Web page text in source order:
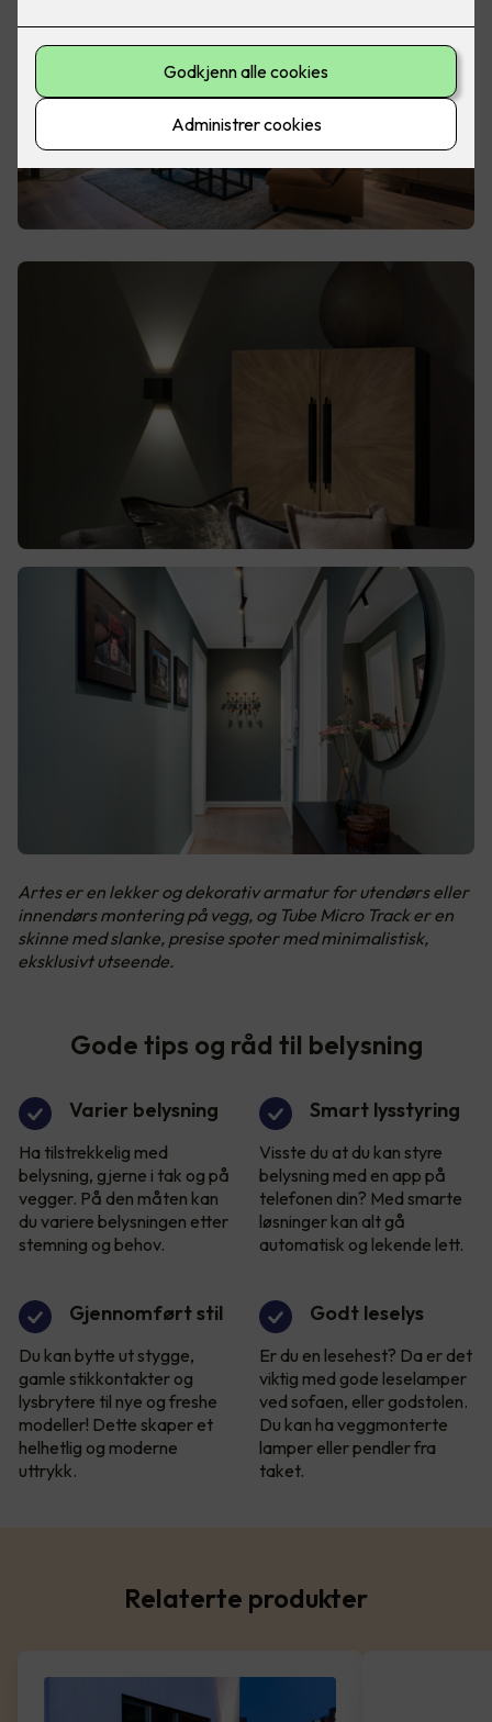
Artes er en lekker og dekorativ armatur for utendørs eller
innendørs montering på vegg, og Tube Micro Track er en
skinne med slanke, presise spoter med minimalistisk,
eksklusivt utseende.
Gode tips og råd til belysning
Varier belysning
Ha tilstrekkelig med
belysning, gjerne i tak og på
vegger. På den måten kan
du variere belysningen etter
stemning og behov.
Smart lysstyring
Visste du at du kan styre
belysning med en app på
telefonen din? Med smarte
løsninger kan alt gå
automatisk og lekende lett.
Gjennomført stil
Du kan bytte ut stygge,
gamle stikkontakter og
lysbrytere til nye og freshe
modeller! Dette skaper et
helhetlig og moderne
uttrykk.
Godt leselys
Er du en lesehest? Da er det
viktig med gode leselamper
ved sofaen, eller godstolen.
Du kan ha veggmonterte
lamper eller pendler fra
taket.
Relaterte produkter